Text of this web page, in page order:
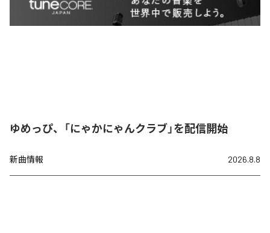
ゆめっぴ、「にゃかにゃんクラブ」を配信開始
新曲情報 2026.8.8